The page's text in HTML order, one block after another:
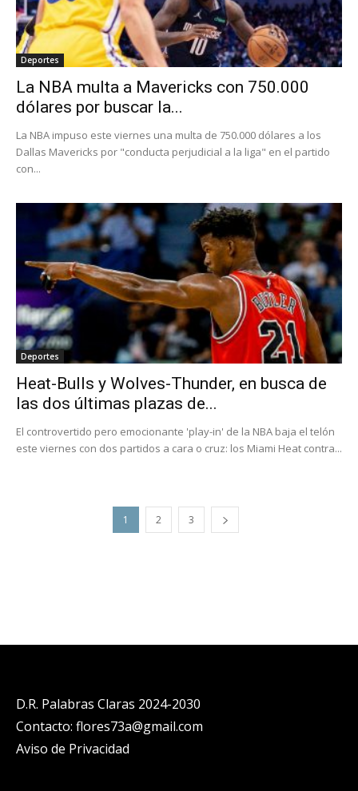
Deportes
La NBA multa a Mavericks con 750.000
dólares por buscar la...
La NBA impuso este viernes una multa de 750.000 dólares a los
Dallas Mavericks por "conducta perjudicial a la liga" en el partido
con...
Deportes
Heat-Bulls y Wolves-Thunder, en busca de
las dos últimas plazas de...
El controvertido pero emocionante 'play-in' de la NBA baja el telón
este viernes con dos partidos a cara o cruz: los Miami Heat contra...
1 2 3
D.R. Palabras Claras 2024-2030
Contacto: flores73a@gmail.com
Aviso de Privacidad